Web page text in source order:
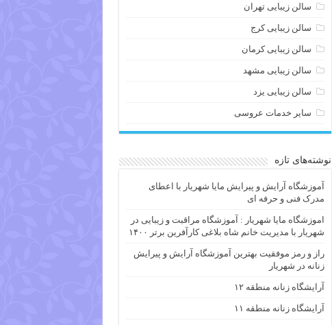
سالن زیبایی تهران
سالن زیبایی کرج
سالن زیبایی کرمان
سالن زیبایی مشهد
سالن زیبایی یزد
سایر خدمات عروسی
نوشته‌های تازه
آموزشگاه آرایش و پیرایش مایا شهریار با اعطای
مدرک فنی و حرفه ای
اموزشگاه مایا شهریار : آموزشگاه مراقبت و زیبایی در
شهریار با مدیریت خانم شاه بلاغی کارآفرین برتر ۱۴۰۰
راز و رمز موفقیت بهترین آموزشگاه آرایش و پیرایش
زنانه در شهریار
آرایشگاه زنانه منطقه ۱۲
آرایشگاه زنانه منطقه ۱۱